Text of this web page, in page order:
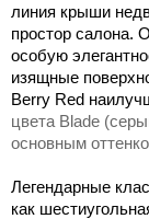
линия крыши
простор салона.
особую
изящные
Berry Red
цвета Blade
основным
Легендарные
как